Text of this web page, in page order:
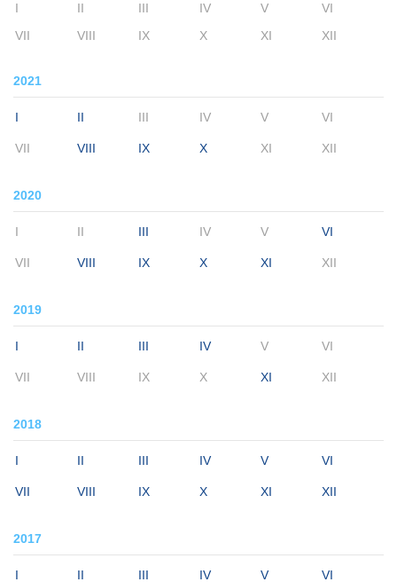
I II III IV V
VI
VII
VIII IX X XI XII
2021
I II III IV V VI
VII VIII IX X XI XII
2020
I II III IV V VI
VII VIII IX X XI XII
2019
I II III IV V VI
VII VIII IX X XI XII
2018
I II III IV V VI
VII VIII IX X XI XII
2017
I II III IV V VI